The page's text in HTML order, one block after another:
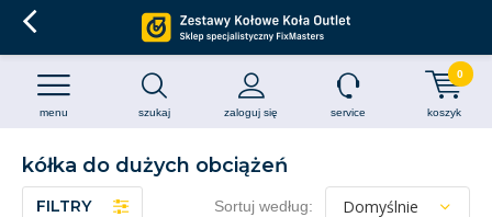
szukaj zaloguj się
menu service koszyk
0
kółka do dużych obciążeń
FILTRY Sortuj według: